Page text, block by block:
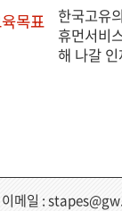
목표
한국고유
휴먼서비
해 나갈
이메일 :